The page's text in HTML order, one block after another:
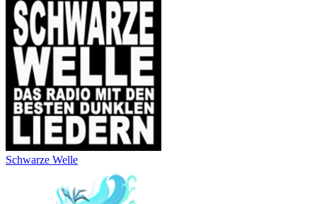
Schwarze Welle